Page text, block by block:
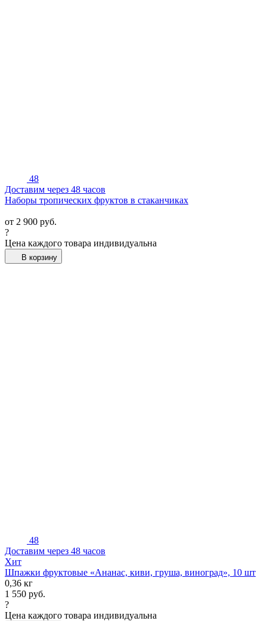
48
Доставим через 48 часов
Наборы тропических фруктов в стаканчиках
от 2 900 руб.
?
Цена каждого товара индивидуальна
В корзину
48
Доставим через 48 часов
Хит
Шпажки фруктовые «Ананас, киви, груша, виноград», 10 шт
0,36 кг
1 550 руб.
?
Цена каждого товара индивидуальна